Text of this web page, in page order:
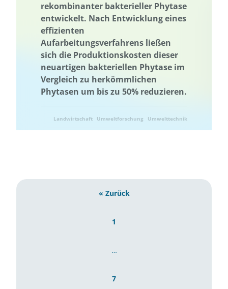
rekombinanter bakterieller Phytase
entwickelt. Nach Entwicklung eines
effizienten
Aufarbeitungsverfahrens ließen
sich die Produktionskosten dieser
neuartigen bakteriellen Phytase im
Vergleich zu herkömmlichen
Phytasen um bis zu 50% reduzieren.
Landwirtschaft Umweltforschung Umwelttechnik
« Zurück
1
…
7